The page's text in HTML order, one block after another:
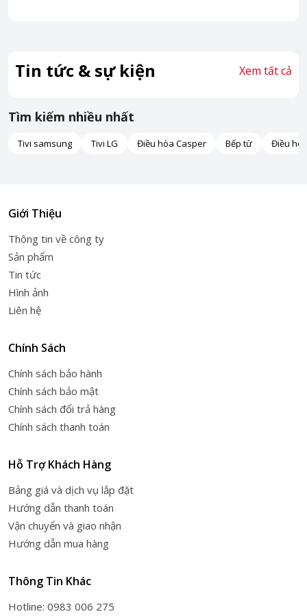
Tin tức & sự kiện Xem tất cả
Tìm kiếm nhiều nhất
Tivi samsung Tivi LG Điều hòa Casper Bếp từ Điều
Giới Thiệu
Thông tin về công ty
Sản phẩm
Tin tức
Hình ảnh
Liên hệ
Chính Sách
Chính sách bảo hành
Chính sách bảo mật
Chính sách đổi trả hàng
Chính sách thanh toán
Hỗ Trợ Khách Hàng
Bảng giá và dịch vụ lắp đặt
Hướng dẫn thanh toán
Vận chuyển và giao nhận
Hướng dẫn mua hàng
Thông Tin Khác
Hotline: 0983 006 275